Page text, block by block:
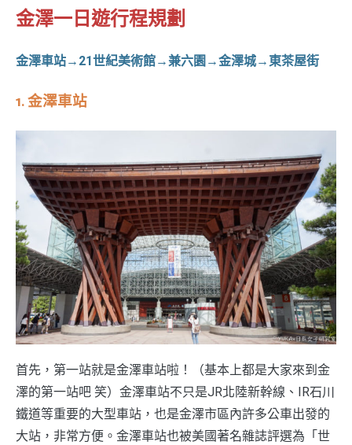
金澤一日遊行程規劃
金澤車站→21世紀美術館→兼六園→金澤城→東茶屋街
1.金澤車站
首先，第一站就是金澤車站啦！（基本上都是大家來到金
澤的第一站吧 笑）金澤車站不只是JR北陸新幹線、IR石川
鐵道等重要的大型車站，也是金澤市區內許多公車出發的
大站，非常方便。金澤車站也被美國著名雜誌評選為「世